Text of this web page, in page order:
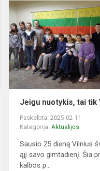
Jak
przygoda,
Wilnie
Jeigu nuotykis, tai tik
Paskelbta: 2025-02-11
Kategorija:Aktualijos
Sausio 25 dieną Vilnius
ąjį savo gimtadienį. Šia
kalbos p...